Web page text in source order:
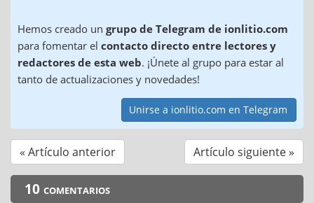
Hemos creado un grupo de Telegram de ionlitio.com
para fomentar el contacto directo entre lectores y
redactores de esta web. ¡Únete al grupo para estar al
tanto de actualizaciones y novedades!
Unirse a ionlitio.com en Telegram
« Artículo anterior Artículo siguiente »
10 comentarios